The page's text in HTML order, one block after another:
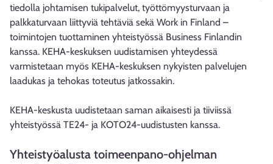
tiedolla johtamisen tukipalvelut, työttömyysturvaan ja
palkkaturvaan liittyviä tehtäviä sekä Work in Finland –
toimintojen tuottaminen yhteistyössä Business Finlandin
kanssa. KEHA-keskuksen uudistamisen yhteydessä
varmistetaan myös KEHA-keskuksen nykyisten palvelujen
laadukas ja tehokas toteutus jatkossakin.
KEHA-keskusta uudistetaan saman aikaisesti ja tiiviissä
yhteistyössä TE24- ja KOTO24-uudistusten kanssa.
Yhteistyöalusta toimeenpano-ohjelman